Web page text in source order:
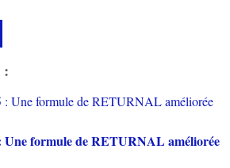
:
Une formule de RETURNAL améliorée